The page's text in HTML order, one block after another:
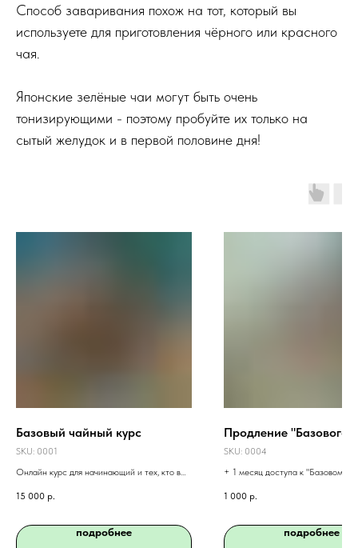
Способ заваривания похож на тот, который вы
используете для приготовления чёрного или красного
чая.
Японские зелёные чаи могут быть очень
тонизирующими - поэтому пробуйте их только на
сытый желудок и в первой половине дня!
Базовый чайный курс
SKU: 0001
Онлайн курс для начинающий и тех, кто в
познавательно. Вам не нужно покупать
заданий подойдёт любой рассыпной
15 000 р.
подробнее
Продление "Базового
SKU: 0004
+ 1 месяц доступа к "Базовому
1 000 р.
подробнее